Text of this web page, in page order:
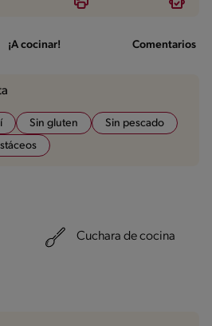
¡A cocinar! Comentarios
Sin gluten
Sin pescado
Cuchara de cocina